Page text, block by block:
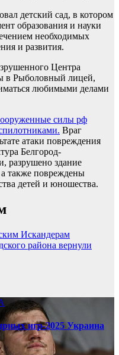
детский сад, в котором
образования и науки
необходимых
и развития.
Центра
в Рыболовный лицей,
любимыми делами
силы рф
Враг
атаки повреждения
Белгород-
разрушено здание
также повреждены
детей и юношества.
Искандерам
района вернули
игр-2025 Украина